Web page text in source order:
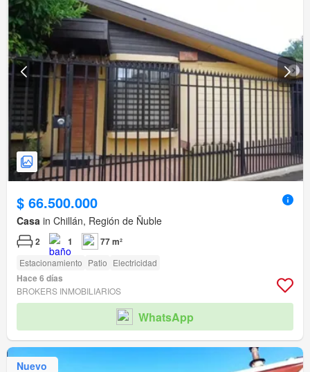
$ 66.500.000
Casa in Chillán, Región de Ñuble
2 1 77 m²
Estacionamiento Patio Electricidad
Hace 6 días
BROKERS INMOBILIARIOS
WhatsApp
Nuevo